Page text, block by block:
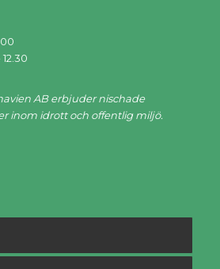
AB erbjuder nischade
inom idrott och offentlig miljö.